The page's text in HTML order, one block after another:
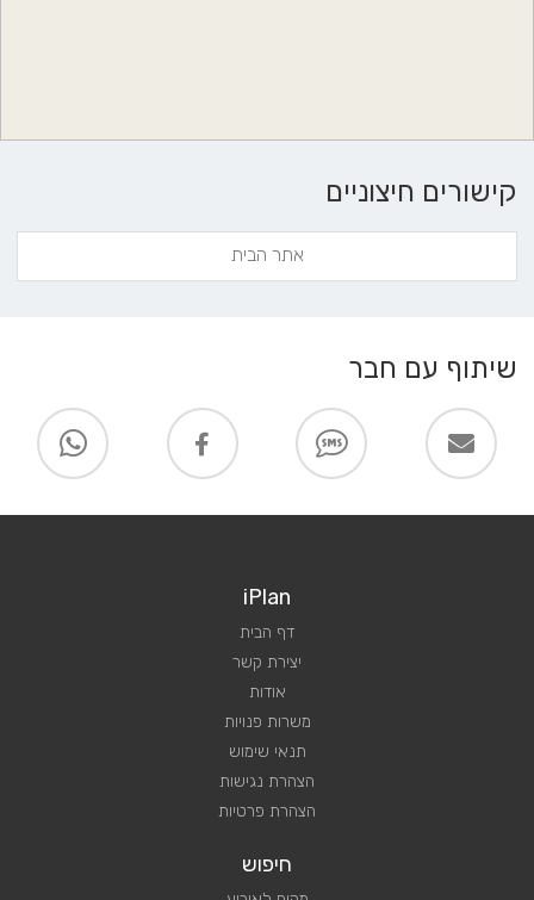
קישורים חיצוניים
אתר הבית
שיתוף עם חבר
iPlan
דף הבית
יצירת קשר
אודות
משרות פנויות
תנאי שימוש
הצהרת נגישות
הצהרת פרטיות
חיפוש